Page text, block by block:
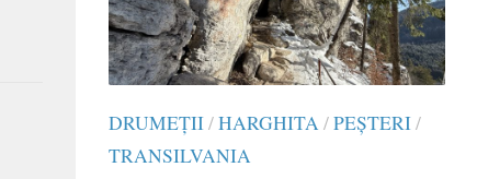
DRUMEŢII/HARGHITA/PEȘTERI/
TRANSILVANIA